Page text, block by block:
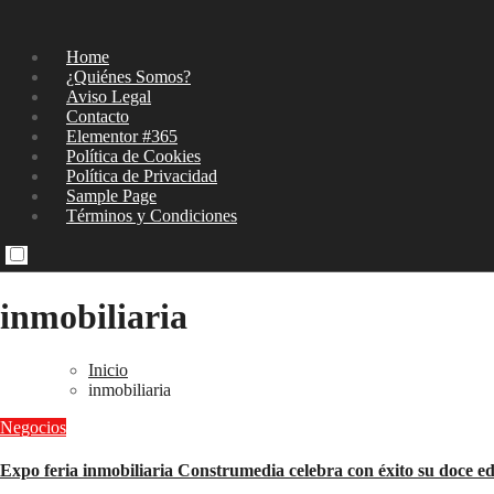
Home
¿Quiénes Somos?
Aviso Legal
Contacto
Elementor #365
Política de Cookies
Política de Privacidad
Sample Page
Términos y Condiciones
inmobiliaria
Inicio
inmobiliaria
Negocios
Expo feria inmobiliaria Construmedia celebra con éxito su doce